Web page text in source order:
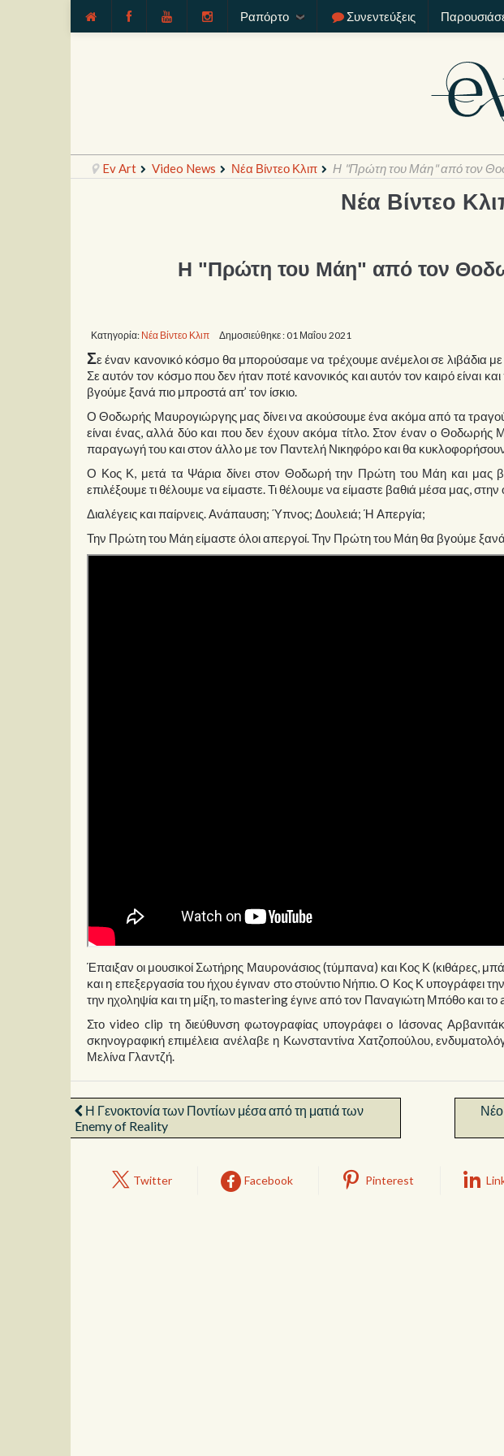
Ραπόρτο Συνεντεύξεις
Ev Art Video News Νέα Βίντεο Κλιπ Η "Πρώτη του Μάη" από τον
Νέα Βίντεο
Η "Πρώτη του Μάη" από τον
Κατηγορία: Νέα Βίντεο Κλιπ Δημοσιεύθηκε : 01 Μαΐου 2021
Σε έναν κανονικό κόσμο θα μπορούσαμε να τρέχουμε ανέμελοι σε λιβάδια
Σε αυτόν τον κόσμο που δεν ήταν ποτέ κανονικός και αυτόν τον καιρό είναι
βγούμε ξανά πιο μπροστά απ’ τον ίσκιο.
Ο Θοδωρής Μαυρογιώργης μας δίνει να ακούσουμε ένα ακόμα από τα
είναι ένας, αλλά δύο και που δεν έχουν ακόμα τίτλο. Στον έναν ο Θοδωρής
παραγωγή του και στον άλλο με τον Παντελή Νικηφόρο και θα
Ο Κος Κ, μετά τα Ψάρια δίνει στον Θοδωρή την Πρώτη του Μάη και μας
επιλέξουμε τι θέλουμε να είμαστε. Τι θέλουμε να είμαστε βαθιά μέσα μας, στην
Διαλέγεις και παίρνεις. Ανάπαυση; Ύπνος; Δουλειά; Ή Απεργία;
Την Πρώτη του Μάη είμαστε όλοι απεργοί. Την Πρώτη του Μάη θα βγούμε ξανά
Έπαιξαν οι μουσικοί Σωτήρης Μαυρονάσιος (τύμπανα) και Κος Κ (κιθάρες,
και η επεξεργασία του ήχου έγιναν στο στούντιο Νήπιο. Ο Κος Κ υπογράφει
την ηχοληψία και τη μίξη, το mastering έγινε από τον Παναγιώτη Μπόθο και
Στο video clip τη διεύθυνση φωτογραφίας υπογράφει ο Ιάσονας
σκηνογραφική επιμέλεια ανέλαβε η Κωνσταντίνα Χατζοπούλου,
Μελίνα Γλαντζή.
Η Γενοκτονία των Ποντίων μέσα από τη ματιά των
Enemy of Reality
Νέο
Twitter Facebook Pinterest